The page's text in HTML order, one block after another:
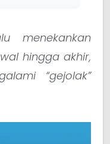
menekankan
hingga akhir,
“gejolak”